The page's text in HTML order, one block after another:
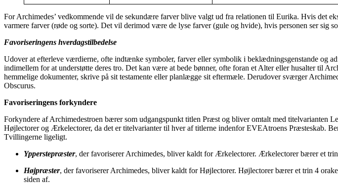
For Archimedes’ vedkommende vil de sekundære farver blive valgt ud fra relationen til Eurika. Hvis det
varmere farver (røde og sorte). Det vil derimod være de lyse farver (gule og hvide), hvis personen ser sig
Favoriseringens hverdagstilbedelse
Udover at efterleve værdierne, ofte indtænke symboler, farver eller symbolik i beklædningsgenstande og
indimellem for at understøtte deres tro. Det kan være at bede bønner, ofte foran et Alter eller husalter til
hemmelige dokumenter, skrive på sit testamente eller planlægge sit eftermæle. Derudover sværger
Obscurus.
Favoriseringens forkyndere
Forkyndere af Archimedestroen bærer som udgangspunkt titlen Præst og bliver omtalt med
Højlectorer og Ærkelectorer, da det er titelvarianter til hver af titlerne indenfor EVEAtroens Præsteskab.
Tvillingerne ligeligt.
Ypperstepræster, der favoriserer Archimedes, bliver kaldt for Ærkelectorer. Ærkelectorer bærer et
Højpræster, der favoriserer Archimedes, bliver kaldt for Højlectorer. Højlectorer bærer et trin 4
siden af.